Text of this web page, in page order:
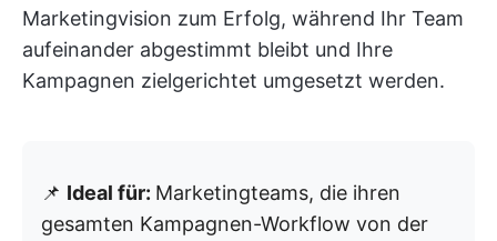
Marketingvision zum Erfolg, während Ihr Team
aufeinander abgestimmt bleibt und Ihre
Kampagnen zielgerichtet umgesetzt werden.
📌 Ideal für: Marketingteams, die ihren
gesamten Kampagnen-Workflow von der